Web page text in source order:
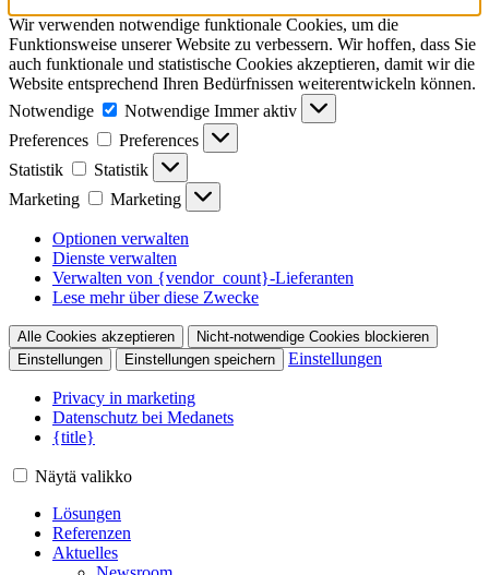
Wir verwenden notwendige funktionale Cookies, um die
Funktionsweise unserer Website zu verbessern. Wir hoffen, dass Sie
auch funktionale und statistische Cookies akzeptieren, damit wir die
Website entsprechend Ihren Bedürfnissen weiterentwickeln können.
Notwendige
Notwendige Immer aktiv
Preferences
Preferences
Statistik
Statistik
Marketing
Marketing
Optionen verwalten
Dienste verwalten
Verwalten von {vendor_count}-Lieferanten
Lese mehr über diese Zwecke
Alle Cookies akzeptieren
Nicht-notwendige Cookies blockieren
Einstellungen
Einstellungen speichern Einstellungen
Privacy in marketing
Datenschutz bei Medanets
{title}
Näytä valikko
Lösungen
Referenzen
Aktuelles